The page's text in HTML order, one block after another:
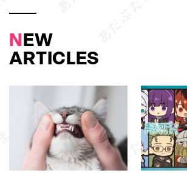
NEW
ARTICLES